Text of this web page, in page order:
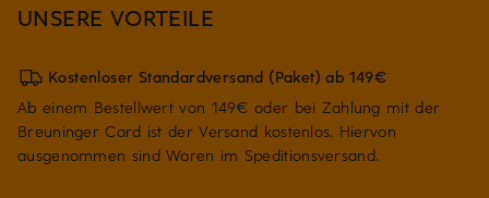
UNSERE VORTEILE
Kostenloser Standardversand (Paket) ab 149€
Ab einem Bestellwert von 149€ oder bei Zahlung mit der
Breuninger Card ist der Versand kostenlos. Hiervon
ausgenommen sind Waren im Speditionsversand.